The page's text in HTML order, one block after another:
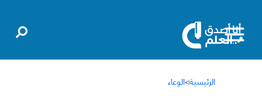
الرئيسية>الوعاء